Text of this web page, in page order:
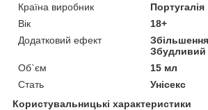
Країна виробник
Португалія
Вік
18+
Додатковий ефект
Збудливий
Об`єм
15 мл
Стать
Унісекс
Користувальницькі характеристики